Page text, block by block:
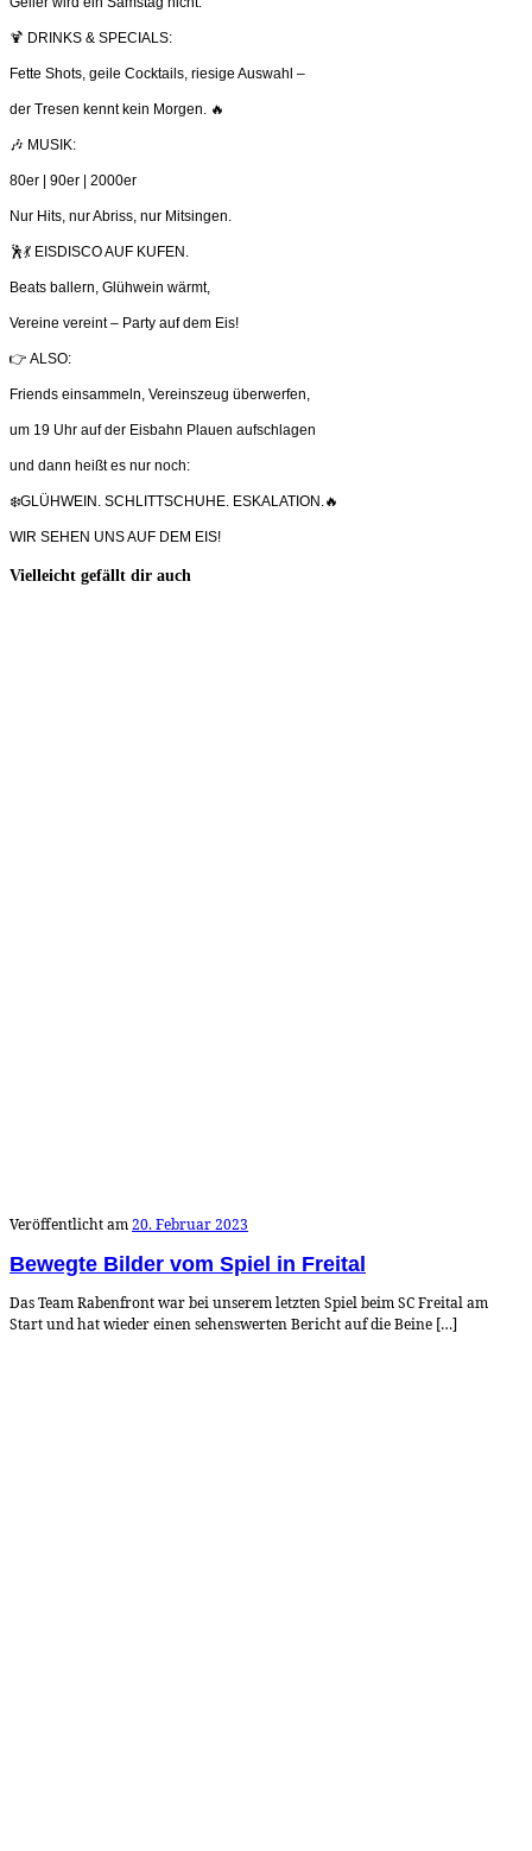
🍹 DRINKS & SPECIALS:
Fette Shots, geile Cocktails, riesige Auswahl –
der Tresen kennt kein Morgen. 🔥
🎶 MUSIK:
80er | 90er | 2000er
Nur Hits, nur Abriss, nur Mitsingen.
🕺💃 EISDISCO AUF KUFEN.
Beats ballern, Glühwein wärmt,
Vereine vereint – Party auf dem Eis!
👉 ALSO:
Friends einsammeln, Vereinszeug überwerfen,
um 19 Uhr auf der Eisbahn Plauen aufschlagen
und dann heißt es nur noch:
❄️GLÜHWEIN. SCHLITTSCHUHE. ESKALATION.🔥
WIR SEHEN UNS AUF DEM EIS!
Vielleicht gefällt dir auch
Veröffentlicht am20. Februar 2023
Bewegte Bilder vom Spiel in Freital
Das Team Rabenfront war bei unserem letzten Spiel beim SC Freital am
Start und hat wieder einen sehenswerten Bericht auf die Beine […]